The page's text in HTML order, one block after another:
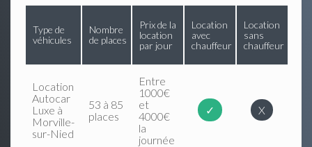
Type de
véhicules
Nombre
de places
Prix de la
location
par jour
Location
avec
chauffeur
Location
sans
chauffeur
Location
Autocar
Luxe à
Morville-
sur-Nied
53 à 85
places
Entre
1000€
et
4000€
la
journée
✓ X